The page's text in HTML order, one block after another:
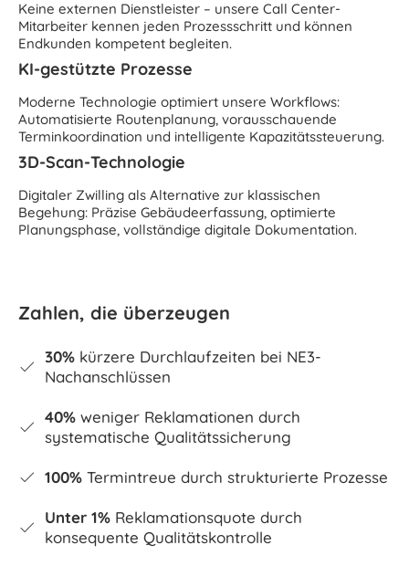
Keine externen Dienstleister – unsere Call Center-
Mitarbeiter kennen jeden Prozessschritt und können
Endkunden kompetent begleiten.
KI-gestützte Prozesse
Moderne Technologie optimiert unsere Workflows:
Automatisierte Routenplanung, vorausschauende
Terminkoordination und intelligente Kapazitätssteuerung.
3D-Scan-Technologie
Digitaler Zwilling als Alternative zur klassischen
Begehung: Präzise Gebäudeerfassung, optimierte
Planungsphase, vollständige digitale Dokumentation.
Zahlen, die überzeugen
30%kürzere Durchlaufzeiten bei NE3-
Nachanschlüssen
40%weniger Reklamationen durch
systematische Qualitätssicherung
100%Termintreue durch strukturierte Prozesse
Unter 1%Reklamationsquote durch
konsequente Qualitätskontrolle